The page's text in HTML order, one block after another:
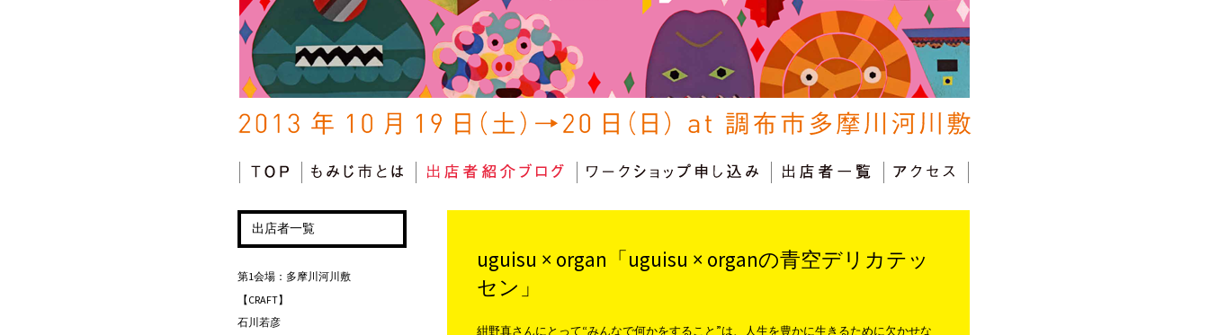
コンテンツへ移動
uguisu × organ「uguisu × organの青空デリカテッ
セン」
紺野真さんにとって“みんなで何かをすること”は、人生を豊かに生きるために欠かせな
出店者一覧
第1会場：多摩川河川敷
【CRAFT】
石川若彦